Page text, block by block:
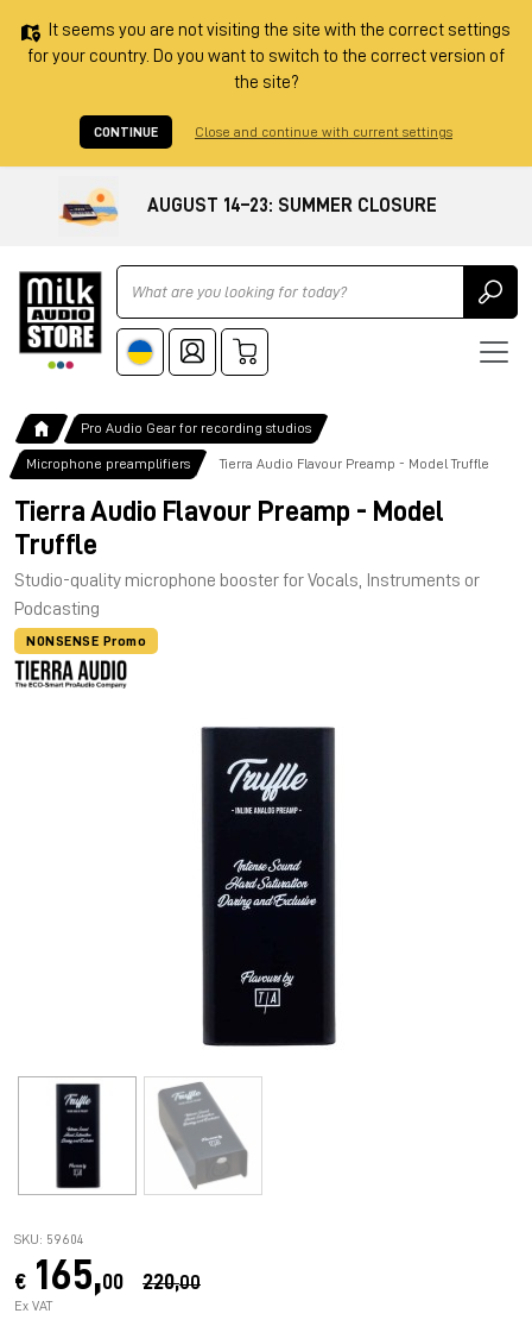
It seems you are not visiting the site with the correct settings
for your country. Do you want to switch to the correct version of
the site?
CONTINUE Close and continue with current settings
AUGUST 14–23: SUMMER CLOSURE
Ricerca
Pro Audio Gear for recording studios
Microphone preamplifiers Tierra Audio Flavour Preamp - Model Truffle
Tierra Audio Flavour Preamp - Model
Truffle
Studio-quality microphone booster for Vocals, Instruments or
Podcasting
NONSENSE Promo
SKU: 59604
€ 165,00 220,00
Ex VAT